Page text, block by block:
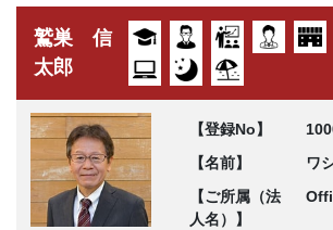
鷲巣 信
太郎
【登録No】
【名前】
ワ
【ご所属（法
人名）】